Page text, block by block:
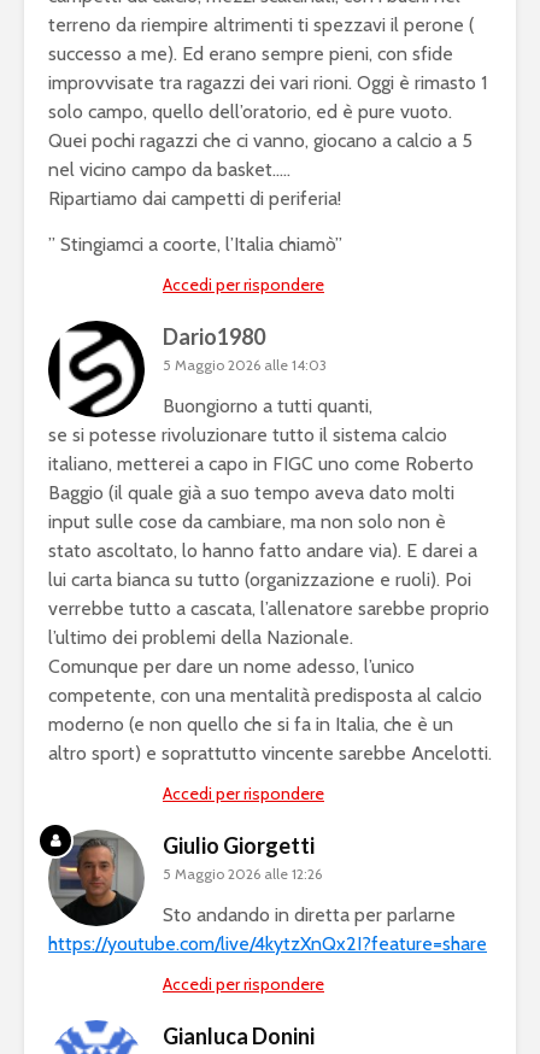
terreno da riempire altrimenti ti spezzavi il perone (
successo a me). Ed erano sempre pieni, con sfide
improvvisate tra ragazzi dei vari rioni. Oggi è rimasto 1
solo campo, quello dell’oratorio, ed è pure vuoto.
Quei pochi ragazzi che ci vanno, giocano a calcio a 5
nel vicino campo da basket…..
Ripartiamo dai campetti di periferia!
” Stingiamci a coorte, l’Italia chiamò”
Accedi per rispondere
Dario1980
5 Maggio 2026 alle 14:03
Buongiorno a tutti quanti,
se si potesse rivoluzionare tutto il sistema calcio
italiano, metterei a capo in FIGC uno come Roberto
Baggio (il quale già a suo tempo aveva dato molti
input sulle cose da cambiare, ma non solo non è
stato ascoltato, lo hanno fatto andare via). E darei a
lui carta bianca su tutto (organizzazione e ruoli). Poi
verrebbe tutto a cascata, l’allenatore sarebbe proprio
l’ultimo dei problemi della Nazionale.
Comunque per dare un nome adesso, l’unico
competente, con una mentalità predisposta al calcio
moderno (e non quello che si fa in Italia, che è un
altro sport) e soprattutto vincente sarebbe Ancelotti.
Accedi per rispondere
Giulio Giorgetti
5 Maggio 2026 alle 12:26
Sto andando in diretta per parlarne
https://youtube.com/live/4kytzXnQx2I?feature=share
Accedi per rispondere
Gianluca Donini